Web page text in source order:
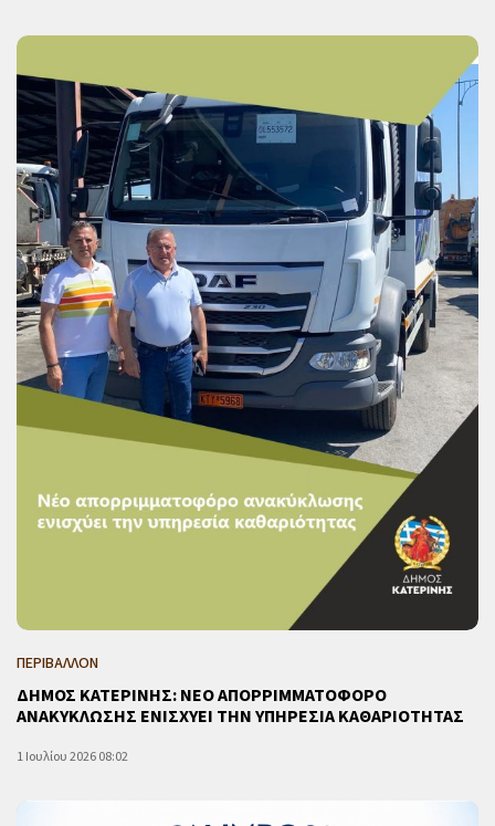
ΠΕΡΙΒΑΛΛΟΝ
ΔΗΜΟΣ ΚΑΤΕΡΙΝΗΣ: ΝΕΟ ΑΠΟΡΡΙΜΜΑΤΟΦΟΡΟ
ΑΝΑΚΥΚΛΩΣΗΣ ΕΝΙΣΧΥΕΙ ΤΗΝ ΥΠΗΡΕΣΙΑ ΚΑΘΑΡΙΟΤΗΤΑΣ
1 Ιουλίου 2026 08:02